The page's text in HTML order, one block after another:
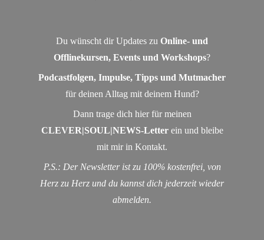
Du wünscht dir Updates zu Online- und
Offlinekursen, Events und Workshops?
Podcastfolgen, Impulse, Tipps und Mutmacher
für deinen Alltag mit deinem Hund?
Dann trage dich hier für meinen
CLEVER|SOUL|NEWS-Letterein und bleibe
mit mir in Kontakt.
P.S.: Der Newsletter ist zu 100% kostenfrei, von
Herz zu Herz und du kannst dich jederzeit wieder
abmelden.